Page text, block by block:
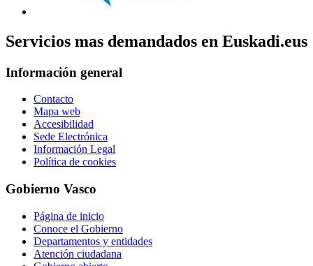
Servicios mas demandados en Euskadi.eus
Información general
Contacto
Mapa web
Accesibilidad
Sede Electrónica
Información Legal
Política de cookies
Gobierno Vasco
Página de inicio
Conoce el Gobierno
Departamentos y entidades
Atención ciudadana